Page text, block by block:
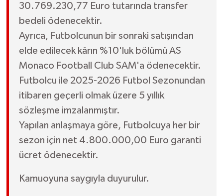
30.769.230,77 Euro tutarında transfer
bedeli ödenecektir.
Ayrıca, Futbolcunun bir sonraki satışından
elde edilecek kârın %10'luk bölümü AS
Monaco Football Club SAM'a ödenecektir.
Futbolcu ile 2025-2026 Futbol Sezonundan
itibaren geçerli olmak üzere 5 yıllık
sözleşme imzalanmıştır.
Yapılan anlaşmaya göre, Futbolcuya her bir
sezon için net 4.800.000,00 Euro garanti
ücret ödenecektir.
Kamuoyuna saygıyla duyurulur.